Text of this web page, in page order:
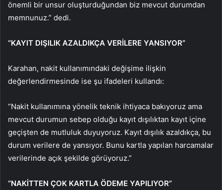
önemli bir unsur oluşturduğundan biz mevcut durumdan
memnunuz.” dedi.
“KAYIT DIŞILIK AZALDIKÇA VERİLERE YANSIYOR”
Karahan, nakit kullanımındaki değişime ilişkin
değerlendirmesinde ise şu ifadeleri kullandı:
“Nakit kullanımına yönelik teknik ihtiyaca bakıyoruz ama
mevcut durumun sebep olduğu kayıt dışılıktan kayıt içine
geçişten de mutluluk duyuyoruz. Kayıt dışılık azaldıkça, bu
durum verilere de yansıyor. Bunu kartla yapılan harcamalar
verilerinde açık şekilde görüyoruz.”
“NAKİTTEN ÇOK KARTLA ÖDEME YAPILIYOR”